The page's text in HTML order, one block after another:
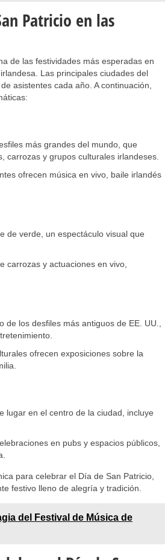
Patricio en las
de las festividades más esperadas en
Las principales ciudades del
asistentes cada año. A continuación,
más grandes del mundo, que
carrozas y grupos culturales irlandeses.
ofrecen música en vivo, baile irlandés
de verde, un espectáculo visual que
carrozas y actuaciones en vivo,
de los desfiles más antiguos de EE. UU.,
ofrecen exposiciones sobre la
lugar en el centro de la ciudad, incluye
en pubs y espacios públicos,
para celebrar el Día de San Patricio,
festivo lleno de alegría y tradición.
del Festival de Música de